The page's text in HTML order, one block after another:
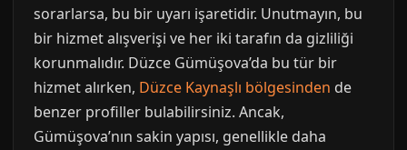
sorarlarsa, bu bir uyarı işaretidir. Unutmayın, bu
bir hizmet alışverişi ve her iki tarafın da gizliliği
korunmalıdır. Düzce Gümüşova’da bu tür bir
hizmet alırken, Düzce Kaynaşlı bölgesinden de
benzer profiller bulabilirsiniz. Ancak,
Gümüşova’nın sakin yapısı, genellikle daha